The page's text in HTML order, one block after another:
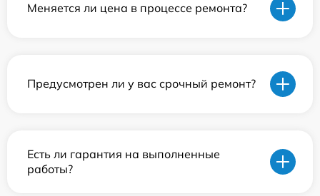
Меняется ли цена в процессе ремонта?
Предусмотрен ли у вас срочный ремонт?
Есть ли гарантия на выполненные
работы?